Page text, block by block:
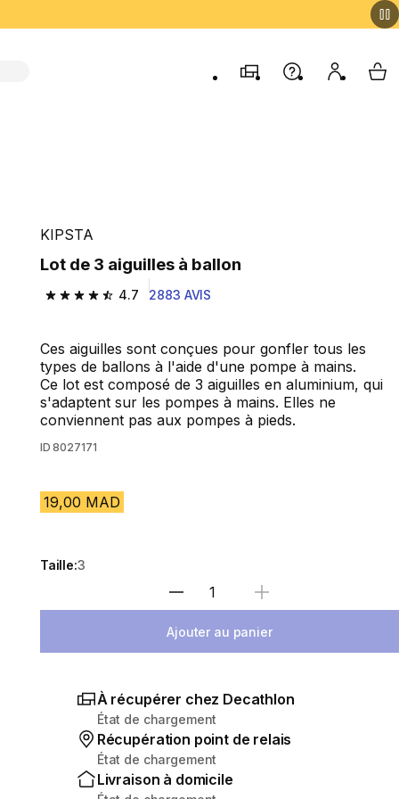
MagasinsAide Mon My
KIPSTA
Lot de 3 aiguilles à ballon
4.7
4.7 out of 5 stars from 2883 reviews
2883 AVIS
Ces aiguilles sont conçues pour gonfler tous les
types de ballons à l'aide d'une pompe à mains.
Ce lot est composé de 3 aiguilles en aluminium, qui
s'adaptent sur les pompes à mains. Elles ne
conviennent pas aux pompes à pieds.
ID 8027171
19,00 MAD
Taille:3
Sélectionnez la quantité
Ajouter au panier
À récupérer chez Decathlon
État de chargement
Récupération point de relais
État de chargement
Livraison à domicile